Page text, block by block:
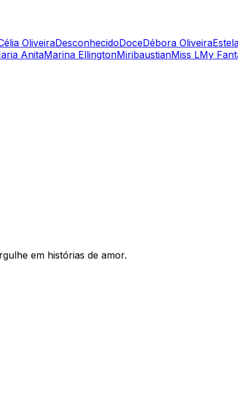
OliveiraDesconhecidoDoceDébora Oliveira
AnitaMarina EllingtonMiribaustianMiss LMy
em histórias de amor.